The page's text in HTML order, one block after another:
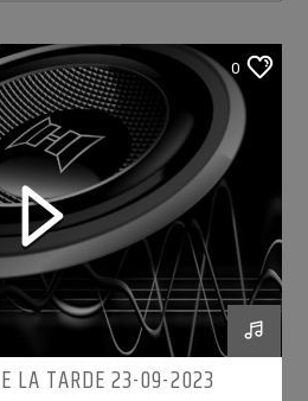
0
LA TARDE 23-09-2023